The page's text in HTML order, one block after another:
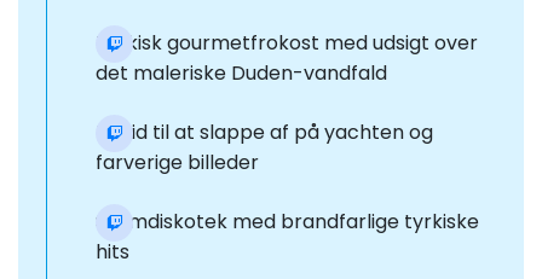
Tyrkisk gourmetfrokost med udsigt over
det maleriske Duden-vandfald
Fri tid til at slappe af på yachten og
farverige billeder
Skumdiskotek med brandfarlige tyrkiske
hits